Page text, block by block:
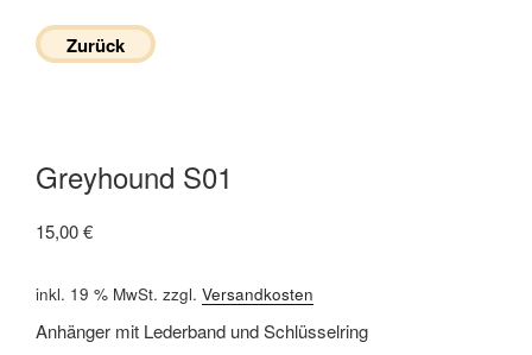
Zurück
Greyhound S01
15,00€
inkl. 19 % MwSt. zzgl. Versandkosten
Anhänger mit Lederband und Schlüsselring